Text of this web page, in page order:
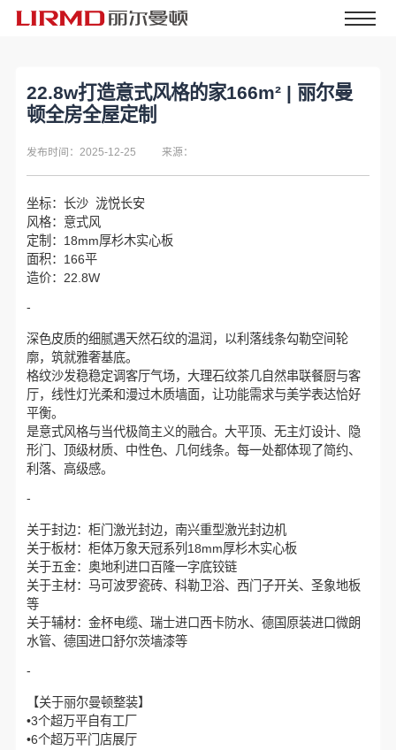
22.8w打造意式风格的家166m² | 丽尔曼
顿全房全屋定制
发布时间：2025-12-25 来源：
坐标：长沙 泷悦长安
风格：意式风
定制：18mm厚杉木实心板
面积：166平
造价：22.8W
-
深色皮质的细腻遇天然石纹的温润，以利落线条勾勒空间轮
廓，筑就雅奢基底。
格纹沙发稳稳定调客厅气场，大理石纹茶几自然串联餐厨与客
厅，线性灯光柔和漫过木质墙面，让功能需求与美学表达恰好
平衡。
是意式风格与当代极简主义的融合。大平顶、无主灯设计、隐
形门、顶级材质、中性色、几何线条。每一处都体现了简约、
利落、高级感。
-
关于封边：柜门激光封边，南兴重型激光封边机
关于板材：柜体万象天冠系列18mm厚杉木实心板
关于五金：奥地利进口百隆一字底铰链
关于主材：马可波罗瓷砖、科勒卫浴、西门子开关、圣象地板
等
关于辅材：金杯电缆、瑞士进口西卡防水、德国原装进口微朗
水管、德国进口舒尔茨墙漆等
-
【关于丽尔曼顿整装】
•3个超万平自有工厂
•6个超万平门店展厅